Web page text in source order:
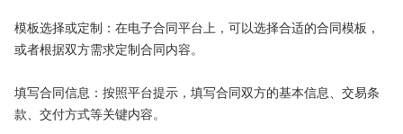
模板选择或定制：在电子合同平台上，可以选择合适的合同模板，
或者根据双方需求定制合同内容。
填写合同信息：按照平台提示，填写合同双方的基本信息、交易条
款、交付方式等关键内容。